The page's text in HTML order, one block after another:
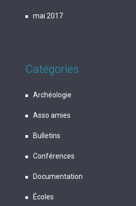
mai 2017
Catégories
Archéologie
Asso amies
Bulletins
Conférences
Documentation
Écoles